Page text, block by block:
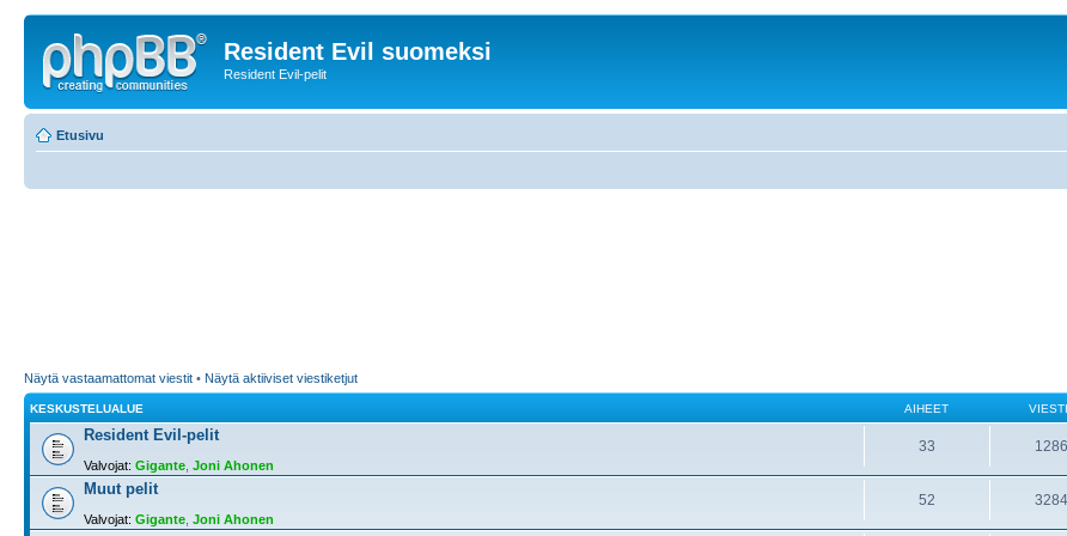
Resident Evil suomeksi
Resident Evil-pelit
Etusivu
Näytä vastaamattomat viestit • Näytä aktiiviset viestiketjut
KESKUSTELUALUE AIHEET
Resident Evil-pelit
Valvojat: Gigante Joni Ahonen
33 1286
Muut pelit
Valvojat: Gigante Joni Ahonen
52 3284